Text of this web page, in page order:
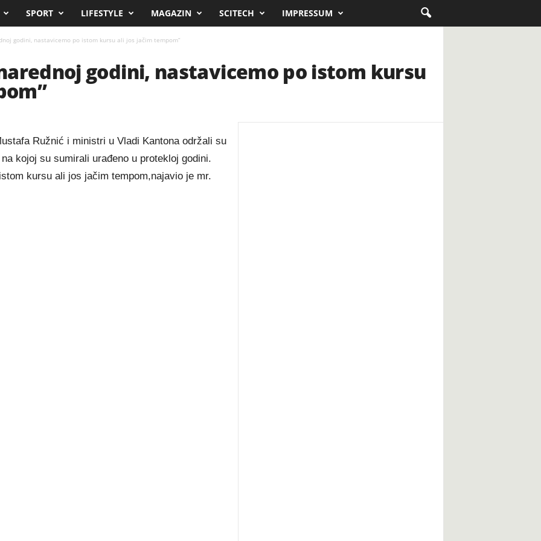
SPORT LIFESTYLE MAGAZIN SCITECH IMPRESSUM
godini, nastavicemo po istom kursu ali jos jačim tempom”
narednoj godini, nastavicemo po istom kursu
Ružnić i ministri u Vladi Kantona održali su
kojoj su sumirali urađeno u protekloj godini.
kursu ali jos jačim tempom,najavio je mr.